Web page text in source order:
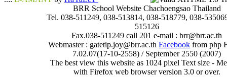
BRR School Website Chachoengsao Thailand
Tel. 038-511249, 038-513814, 038-518779, 038-
515126
Fax.038-511249 call 201 e-mail : brr@brr.ac.th
Webmaster : gatetip.joy@brr.ac.thFacebook from php
7.02.07(17-10-2558) / September 2550 (2007)
The best view this website as 1024 pixel Text size -
with Firefox web browser version 3.0 or over.